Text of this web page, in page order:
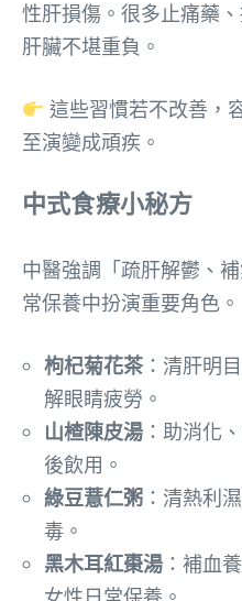
性肝損傷。很多止痛藥
肝臟不堪重負。
這些習慣若不改善，
至演變成頑疾。
中式食療小秘方
中醫強調「疏肝解鬱、
常保養中扮演重要角色。
枸杞菊花茶 ：清肝明
解眼睛疲勞。
山楂陳皮湯 ：助消化
後飲用。
綠豆薏仁粥 ：清熱利
毒。
黑木耳紅棗湯 ：補血